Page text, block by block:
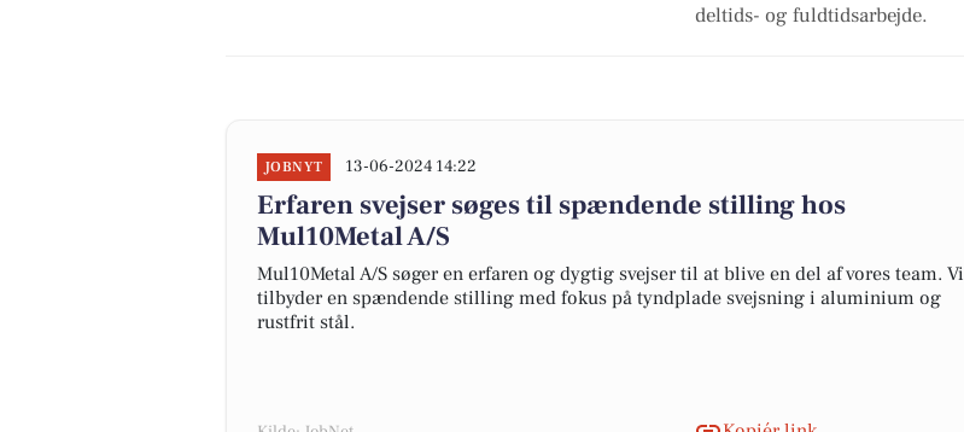
deltids- og fuldtidsarbejde.
JOBNYT 13-06-2024 14:22
Erfaren svejser søges til spændende stilling hos
Mul10Metal A/S
Mul10Metal A/S søger en erfaren og dygtig svejser til at blive en del af vores team. Vi
tilbyder en spændende stilling med fokus på tyndplade svejsning i aluminium og
rustfrit stål.